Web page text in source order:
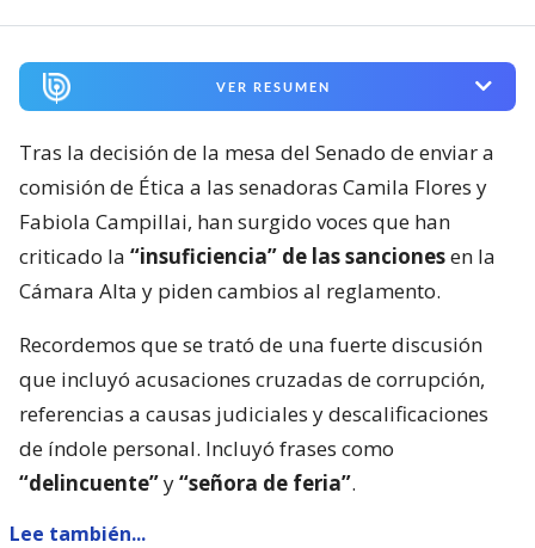
VER RESUMEN
Tras la decisión de la mesa del Senado de enviar a
comisión de Ética a las senadoras Camila Flores y
Fabiola Campillai, han surgido voces que han
criticado la “insuficiencia” de las sancionesen la
Cámara Alta y piden cambios al reglamento.
Recordemos que se trató de una fuerte discusión
que incluyó acusaciones cruzadas de corrupción,
referencias a causas judiciales y descalificaciones
de índole personal. Incluyó frases como
“delincuente”y“señora de feria”.
Lee también...